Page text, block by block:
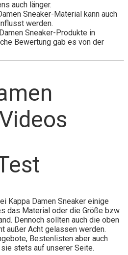
auch länger.
Sneaker-Material kann auch
werden.
Sneaker-Produkte in
Bewertung gab es von der
Kappa Damen Sneaker einige
das Material oder die Größe bzw.
Dennoch sollten auch die oben
außer Acht gelassen werden.
Bestenlisten aber auch
stets auf unserer Seite.